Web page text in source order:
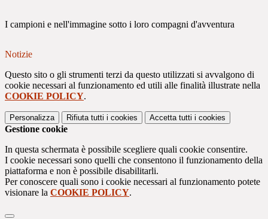
I campioni e nell'immagine sotto i loro compagni d'avventura
Notizie
Questo sito o gli strumenti terzi da questo utilizzati si avvalgono di
cookie necessari al funzionamento ed utili alle finalità illustrate nella
COOKIE POLICY.
Personalizza Rifiuta tutti i cookies Accetta tutti i cookies
Gestione cookie
In questa schermata è possibile scegliere quali cookie consentire.
I cookie necessari sono quelli che consentono il funzionamento della
piattaforma e non è possibile disabilitarli.
Per conoscere quali sono i cookie necessari al funzionamento potete
visionare la COOKIE POLICY.